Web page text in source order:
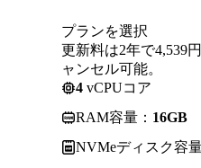
プランを選択
更新料は2年で4,539
ャンセル可能。
4 vCPUコア
RAM容量： 16GB
NVMeディスク容量